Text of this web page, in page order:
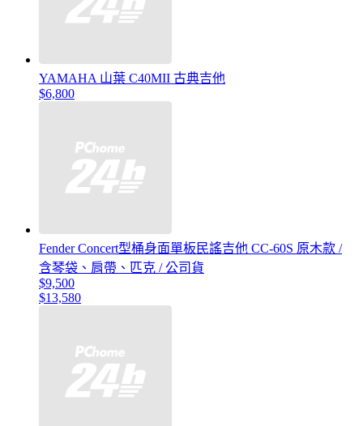
YAMAHA 山葉 C40MII 古典吉他
$6,800
Fender Concert型桶身面單板民謠吉他 CC-60S 原木款 /
含琴袋、肩帶、匹克 / 公司貨
$9,500
$13,580